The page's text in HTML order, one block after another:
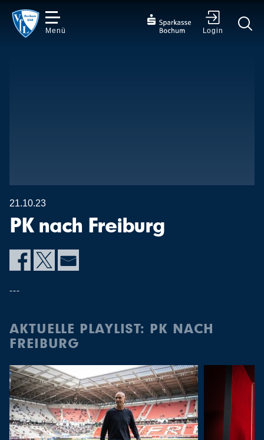
Menü Login
21.10.23
PK nach Freiburg
---
AKTUELLE PLAYLIST: PK NACH
FREIBURG